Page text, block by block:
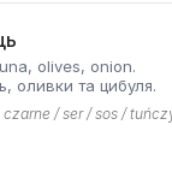
olives, onion.
оливки та цибуля.
/ ser / sos /